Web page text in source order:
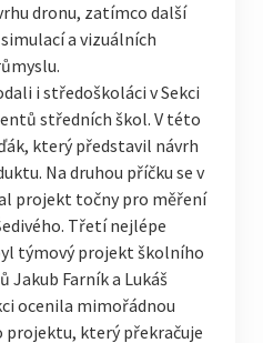
dronu, zatímco další
a vizuálních
i středoškoláci v Sekci
středních škol. V této
který představil návrh
Na druhou příčku se v
projekt točny pro měření
Třetí nejlépe
týmový projekt školního
Farník a Lukáš
ocenila mimořádnou
který překračuje